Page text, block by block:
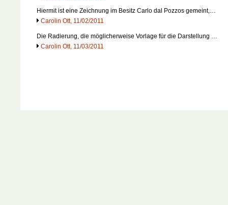
Hiermit ist eine Zeichnung im Besitz Carlo dal Pozzos gemeint,…
Carolin Ott, 11/02/2011
Die Radierung, die möglicherweise Vorlage für die Darstellung …
Carolin Ott, 11/03/2011